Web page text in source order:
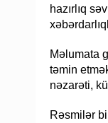
hazırlıq
Məlumata
təmin
nəzarəti,
Rəsmilər